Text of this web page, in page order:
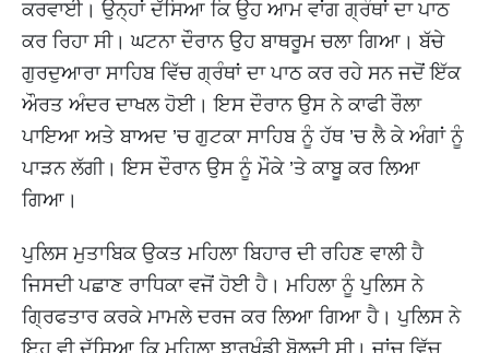
ਕਰਵਾਈ। ਉਨ੍ਹਾਂ ਦੱਸਿਆ ਕਿ ਉਹ ਆਮ ਵਾਂਗ ਗ੍ਰੰਥਾਂ ਦਾ ਪਾਠ
ਕਰ ਰਿਹਾ ਸੀ। ਘਟਨਾ ਦੌਰਾਨ ਉਹ ਬਾਥਰੂਮ ਚਲਾ ਗਿਆ। ਬੱਚੇ
ਗੁਰਦੁਆਰਾ ਸਾਹਿਬ ਵਿੱਚ ਗ੍ਰੰਥਾਂ ਦਾ ਪਾਠ ਕਰ ਰਹੇ ਸਨ ਜਦੋਂ ਇੱਕ
ਔਰਤ ਅੰਦਰ ਦਾਖਲ ਹੋਈ। ਇਸ ਦੌਰਾਨ ਉਸ ਨੇ ਕਾਫੀ ਰੌਲਾ
ਪਾਇਆ ਅਤੇ ਬਾਅਦ ’ਚ ਗੁਟਕਾ ਸਾਹਿਬ ਨੂੰ ਹੱਥ ’ਚ ਲੈ ਕੇ ਅੰਗਾਂ ਨੂੰ
ਪਾੜਨ ਲੱਗੀ। ਇਸ ਦੌਰਾਨ ਉਸ ਨੂੰ ਮੌਕੇ ’ਤੇ ਕਾਬੂ ਕਰ ਲਿਆ
ਗਿਆ।
ਪੁਲਿਸ ਮੁਤਾਬਿਕ ਉਕਤ ਮਹਿਲਾ ਬਿਹਾਰ ਦੀ ਰਹਿਣ ਵਾਲੀ ਹੈ
ਜਿਸਦੀ ਪਛਾਣ ਰਾਧਿਕਾ ਵਜੋਂ ਹੋਈ ਹੈ। ਮਹਿਲਾ ਨੂੰ ਪੁਲਿਸ ਨੇ
ਗ੍ਰਿਫਤਾਰ ਕਰਕੇ ਮਾਮਲੇ ਦਰਜ ਕਰ ਲਿਆ ਗਿਆ ਹੈ। ਪੁਲਿਸ ਨੇ